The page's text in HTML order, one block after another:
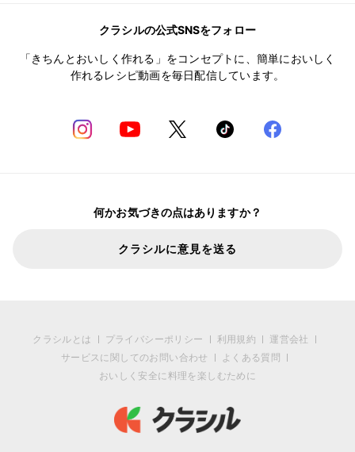
クラシルの公式SNSをフォロー
「きちんとおいしく作れる」をコンセプトに、簡単においしく
作れるレシピ動画を毎日配信しています。
何かお気づきの点はありますか？
クラシルに意見を送る
クラシルとは プライバシーポリシー 利用規約
運営会社
サービスに関してのお問い合わせ
よくある質問
おいしく安全に料理を楽しむために